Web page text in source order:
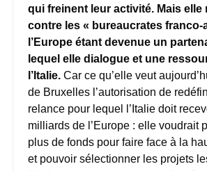
qui freinent leur activité. Mais elle
contre les « bureaucrates franco-
l’Europe étant devenue un
lequel elle dialogue et une
l’Italie. Car ce qu’elle veut
de Bruxelles l’autorisation de
relance pour lequel l’Italie doit
milliards de l’Europe : elle voudrait
plus de fonds pour faire face à la
et pouvoir sélectionner les projets